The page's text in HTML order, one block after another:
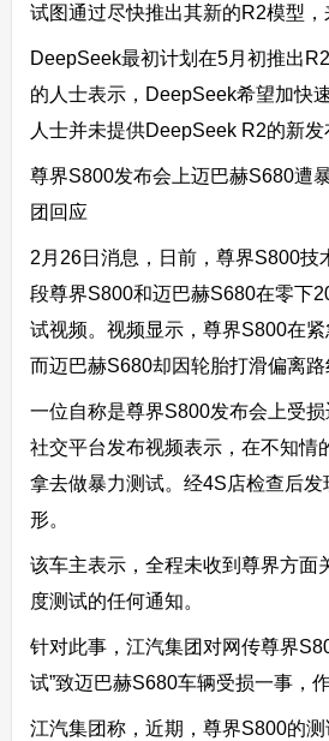
试图通过尽快推出其新的R2模型，
DeepSeek最初计划在5月初推出
的人士表示，DeepSeek希望加快
人士并未提供DeepSeek R2的新发
尊界S800发布会上迈巴赫S680遭
团回应
2月26日消息，日前，尊界S800技
段尊界S800和迈巴赫S680在零下
试视频。视频显示，尊界S800在紧
而迈巴赫S680却因轮胎打滑偏离路
一位自称是尊界S800发布会上受
社交平台发布视频表示，在不知情
拿去做暴力测试。经4S店检查后
形。
该车主表示，全程未收到尊界方面
度测试的任何通知。
针对此事，江汽集团对网传尊界
试”致迈巴赫S680车辆受损一事，
江汽集团称，近期，尊界S800的